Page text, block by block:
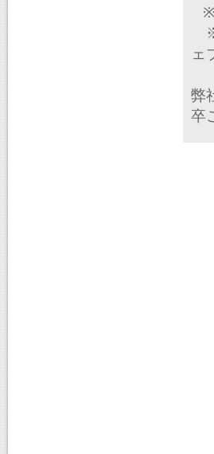
※
※
ェ
弊
卒